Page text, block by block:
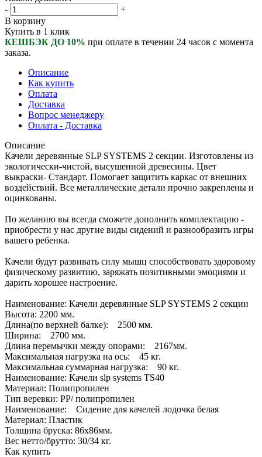
-
+
В корзину
Купить в 1 клик
КЕШБЭК ДО 10% при оплате в течении 24 часов с момента
заказа.
Описание
Как купить
Оплата
Доставка
Вопрос менеджеру
Оплата - Доставка
Описание
Качели деревянные SLP SYSTEMS 2 секции. Изготовлены из
экологически-чистой, высушенной древесины. Цвет
выкраски- Стандарт. Помогает защитить каркас от внешних
воздействий. Все металлические детали прочно закреплены и
оцинкованы.
По желанию вы всегда сможете дополнить комплектацию -
приобрести у нас другие виды сидений и разнообразить игры
вашего ребенка.
Качели будут развивать силу мышц способствовать здоровому
физическому развитию, заряжать позитивными эмоциями и
дарить хорошее настроение.
Наименование: Качели деревянные SLP SYSTEMS 2 секции
Высота: 2200 мм.
Длина(по верхней балке): 2500 мм.
Ширина: 2700 мм.
Длина перемычки между опорами: 2167мм.
Максимальная нагрузка на ось: 45 кг.
Максимальная суммарная нагрузка: 90 кг.
Наименование: Качели slp systems TS40
Материал: Полипропилен
Тип веревки: PP/ полипропилен
Наименование: Сидение для качелей лодочка белая
Материал: Пластик
Толщина бруска: 86х86мм.
Вес нетто/брутто: 30/34 кг.
Как купить